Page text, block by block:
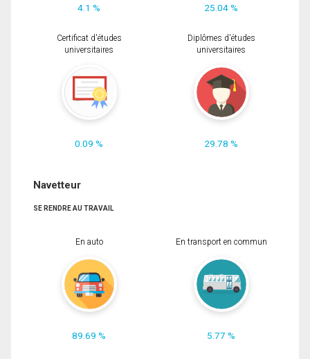
4.1 % 25.04 %
Certificat d'études
universitaires
0.09 %
Diplômes d'études
universitaires
29.78 %
Navetteur
SE RENDRE AU TRAVAIL
En auto
89.69 %
En transport en commun
5.77 %